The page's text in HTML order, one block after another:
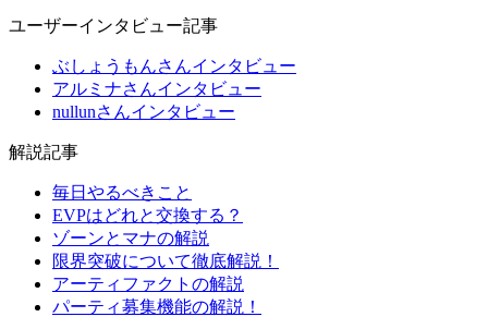
ユーザーインタビュー記事
ぶしょうもんさんインタビュー
アルミナさんインタビュー
nullunさんインタビュー
解説記事
毎日やるべきこと
EVPはどれと交換する？
ゾーンとマナの解説
限界突破について徹底解説！
アーティファクトの解説
パーティ募集機能の解説！